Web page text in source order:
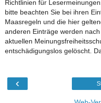
Richtlinien für
bitte beachten Sie bei ihren
Maasregeln und die hier
anderen Einträge werden
aktuellen
entschädigungslos gelöscht.
‹